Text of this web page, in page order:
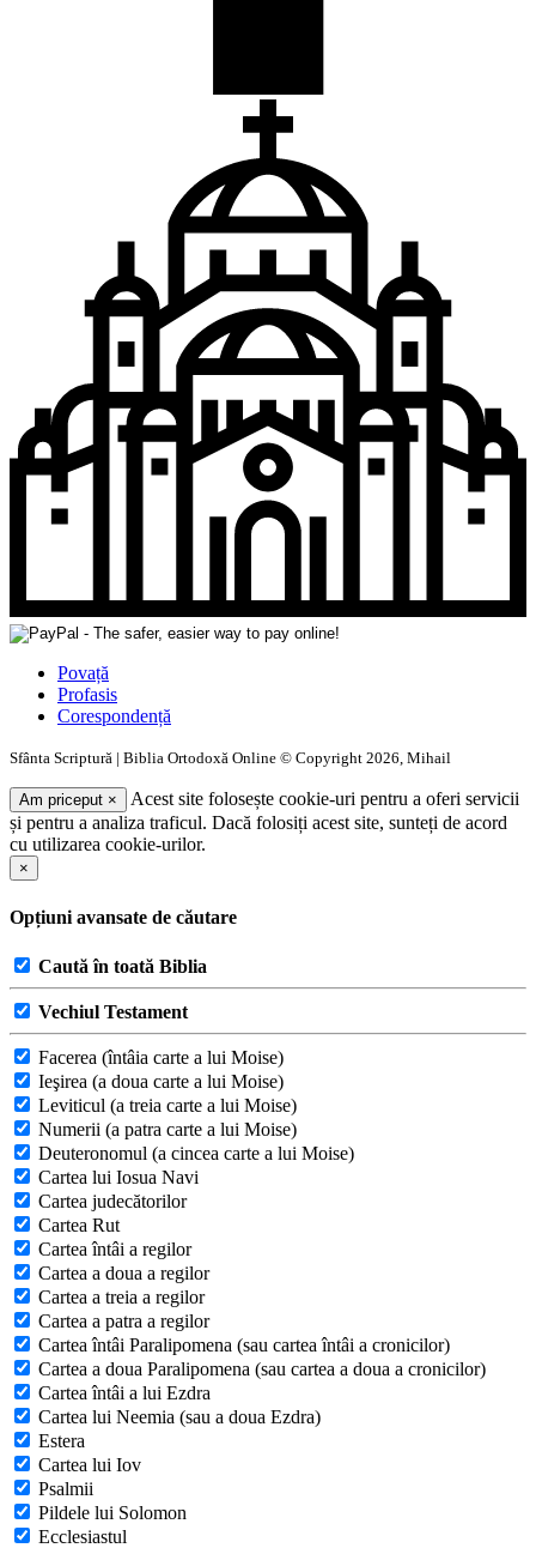
Povață
Profasis
Corespondență
Sfânta Scriptură | Biblia Ortodoxă Online © Copyright 2026, Mihail
Am priceput ×
Acest site folosește cookie-uri pentru a oferi servicii
și pentru a analiza traficul. Dacă folosiți acest site, sunteți de acord
cu utilizarea cookie-urilor.
×
Opțiuni avansate de căutare
Caută în toată Biblia
Vechiul Testament
Facerea (întâia carte a lui Moise)
Ieşirea (a doua carte a lui Moise)
Leviticul (a treia carte a lui Moise)
Numerii (a patra carte a lui Moise)
Deuteronomul (a cincea carte a lui Moise)
Cartea lui Iosua Navi
Cartea judecătorilor
Cartea Rut
Cartea întâi a regilor
Cartea a doua a regilor
Cartea a treia a regilor
Cartea a patra a regilor
Cartea întâi Paralipomena (sau cartea întâi a cronicilor)
Cartea a doua Paralipomena (sau cartea a doua a cronicilor)
Cartea întâi a lui Ezdra
Cartea lui Neemia (sau a doua Ezdra)
Estera
Cartea lui Iov
Psalmii
Pildele lui Solomon
Ecclesiastul